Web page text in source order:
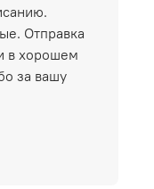
Отправка
в хорошем
за вашу